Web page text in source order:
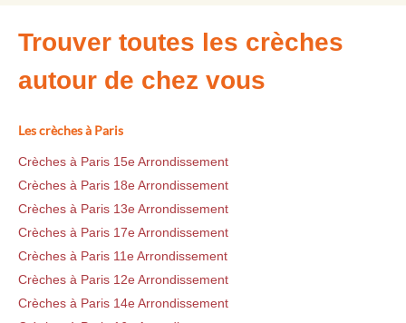
Trouver toutes les crèches
autour de chez vous
Les crèches à Paris
Crèches à Paris 15e Arrondissement
Crèches à Paris 18e Arrondissement
Crèches à Paris 13e Arrondissement
Crèches à Paris 17e Arrondissement
Crèches à Paris 11e Arrondissement
Crèches à Paris 12e Arrondissement
Crèches à Paris 14e Arrondissement